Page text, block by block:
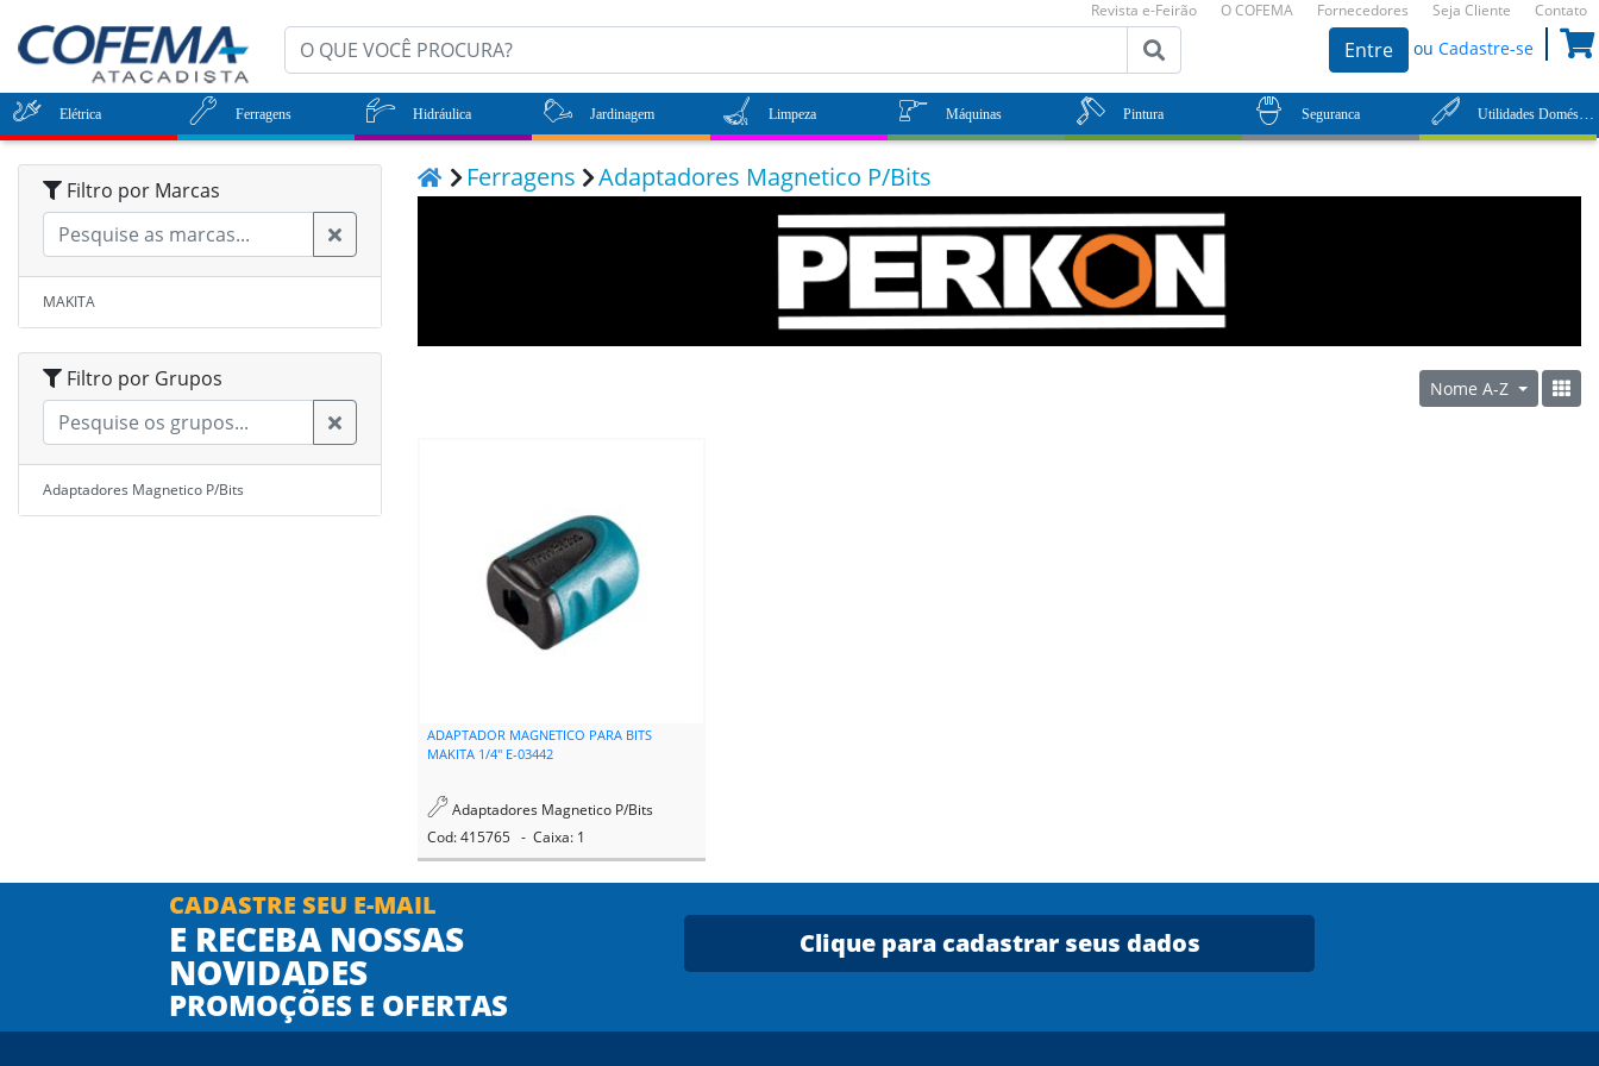
Revista e-Feirão O COFEMA Fornecedores Seja Cliente Contato
Entre ou Cadastre-se
Elétrica Ferragens Hidráulica Jardinagem Limpeza Máquinas Pintura Seguranca Utilidades Domésticas
Filtro por Marcas
MAKITA
Filtro por Grupos
Adaptadores Magnetico P/Bits
Ferragens Adaptadores Magnetico P/Bits
Nome A-Z
ADAPTADOR MAGNETICO PARA BITS
MAKITA 1/4" E-03442
Adaptadores Magnetico P/Bits
Cod: 415765 - Caixa: 1
CADASTRE SEU E-MAIL
E RECEBA NOSSAS
NOVIDADES
PROMOÇÕES E OFERTAS
Clique para cadastrar seus dados